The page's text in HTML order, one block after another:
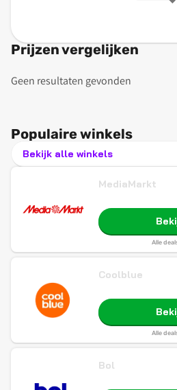
Prijzen vergelijken
Geen resultaten gevonden
Populaire winkels
Bekijk alle winkels
MediaMarkt
Alle
Coolblue
Alle
Bol